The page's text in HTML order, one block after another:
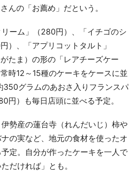
んの「お薦め」だという。
ーム」（280円）、「イチゴのシ
）、「アプリコットタルト」
たま）の形の「レアチーズケー
時12～15種のケーキをケースに並
グラムのあおさ入りフランスパ
円）も毎日店頭に並べる予定。
勢産の蓮台寺（れんだいじ）柿や
の実など、地元の食材を使ったオ
定。自分が作ったケーキを一人で
だければ」とも。